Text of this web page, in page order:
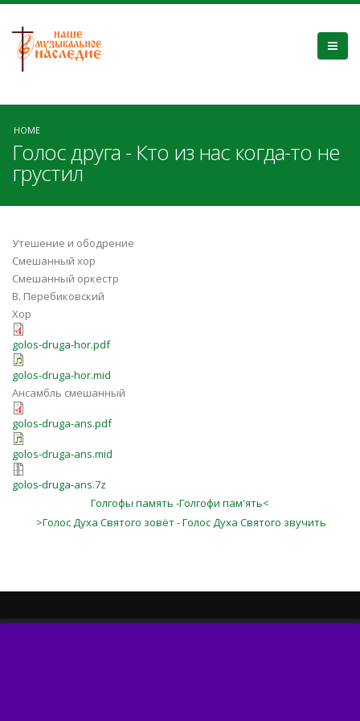
HOME
Голос друга - Кто из нас когда-то не
грустил
Утешение и ободрение
Смешанный хор
Смешанный оркестр
В. Перебиковский
Хор
golos-druga-hor.pdf
golos-druga-hor.mid
Ансамбль смешанный
golos-druga-ans.pdf
golos-druga-ans.mid
golos-druga-ans.7z
Голгофы память -Голгофи пам'ять<
>Голос Духа Святого зовёт - Голос Духа Святого звучить